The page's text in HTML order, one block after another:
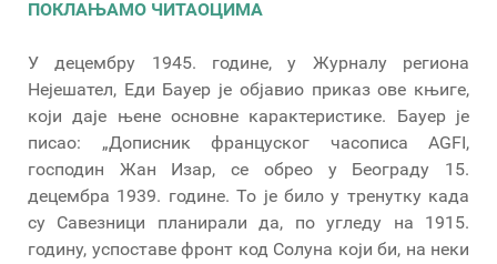
ПОКЛАЊАМО ЧИТАОЦИМА
У децембру 1945. године, у Журналу региона
Нејешател, Еди Бауер је објавио приказ ове књиге,
који даје њене основне карактеристике. Бауер је
писао: „Дописник француског часописа AGFI,
господин Жан Изар, се обрео у Београду 15.
децембра 1939. године. То је било у тренутку када
су Савезници планирали да, по угледу на 1915.
годину, успоставе фронт код Солуна који би, на неки